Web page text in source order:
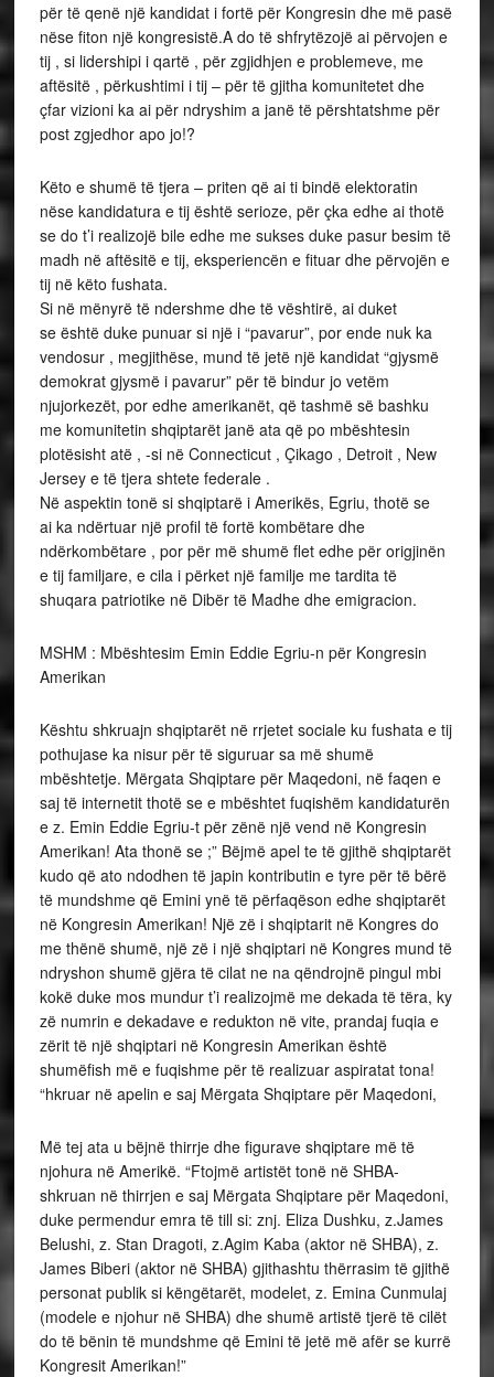
për të qenë një kandidat i fortë për Kongresin dhe më pasë
nëse fiton një kongresistë.A do të shfrytëzojë ai përvojen e
tij , si lidershipi i qartë , për zgjidhjen e problemeve, me
aftësitë , përkushtimi i tij – për të gjitha komunitetet dhe
çfar vizioni ka ai për ndryshim a janë të përshtatshme për
post zgjedhor apo jo!?
Këto e shumë të tjera – priten që ai ti bindë elektoratin
nëse kandidatura e tij është serioze, për çka edhe ai thotë
se do t’i realizojë bile edhe me sukses duke pasur besim të
madh në aftësitë e tij, eksperiencën e fituar dhe përvojën e
tij në këto fushata.
Si në mënyrë të ndershme dhe të vështirë, ai duket
se është duke punuar si një i “pavarur”, por ende nuk ka
vendosur , megjithëse, mund të jetë një kandidat “gjysmë
demokrat gjysmë i pavarur” për të bindur jo vetëm
njujorkezët, por edhe amerikanët, që tashmë së bashku
me komunitetin shqiptarët janë ata që po mbështesin
plotësisht atë , -si në Connecticut , Çikago , Detroit , New
Jersey e të tjera shtete federale .
Në aspektin tonë si shqiptarë i Amerikës, Egriu, thotë se
ai ka ndërtuar një profil të fortë kombëtare dhe
ndërkombëtare , por për më shumë flet edhe për origjinën
e tij familjare, e cila i përket një familje me tardita të
shuqara patriotike në Dibër të Madhe dhe emigracion.
MSHM : Mbështesim Emin Eddie Egriu-n për Kongresin
Amerikan
Kështu shkruajn shqiptarët në rrjetet sociale ku fushata e tij
pothujase ka nisur për të siguruar sa më shumë
mbështetje. Mërgata Shqiptare për Maqedoni, në faqen e
saj të internetit thotë se e mbështet fuqishëm kandidaturën
e z. Emin Eddie Egriu-t për zënë një vend në Kongresin
Amerikan! Ata thonë se ;” Bëjmë apel te të gjithë shqiptarët
kudo që ato ndodhen të japin kontributin e tyre për të bërë
të mundshme që Emini ynë të përfaqëson edhe shqiptarët
në Kongresin Amerikan! Një zë i shqiptarit në Kongres do
me thënë shumë, një zë i një shqiptari në Kongres mund të
ndryshon shumë gjëra të cilat ne na qëndrojnë pingul mbi
kokë duke mos mundur t’i realizojmë me dekada të tëra, ky
zë numrin e dekadave e redukton në vite, prandaj fuqia e
zërit të një shqiptari në Kongresin Amerikan është
shumëfish më e fuqishme për të realizuar aspiratat tona!
“hkruar në apelin e saj Mërgata Shqiptare për Maqedoni,
Më tej ata u bëjnë thirrje dhe figurave shqiptare më të
njohura në Amerikë. “Ftojmë artistët tonë në SHBA-
shkruan në thirrjen e saj Mërgata Shqiptare për Maqedoni,
duke permendur emra të till si: znj. Eliza Dushku, z.James
Belushi, z. Stan Dragoti, z.Agim Kaba (aktor në SHBA), z.
James Biberi (aktor në SHBA) gjithashtu thërrasim të gjithë
personat publik si këngëtarët, modelet, z. Emina Cunmulaj
(modele e njohur në SHBA) dhe shumë artistë tjerë të cilët
do të bënin të mundshme që Emini të jetë më afër se kurrë
Kongresit Amerikan!”